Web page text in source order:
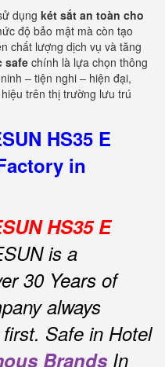
dụng két sắt an toàn cho
độ bảo mật mà còn tạo
chất lượng dịch vụ và tăng
safechính là lựa chọn thông
– tiện nghi – hiện đại,
trên thị trường lưu trú
HS35 E
in
HS35 E
is a
30 Years of
always
Safe in Hotel
Brands In